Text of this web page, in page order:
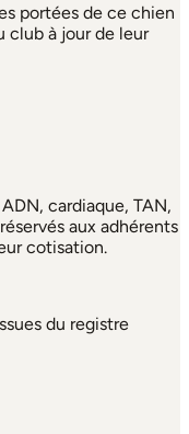
portées de ce chien
club à jour de leur
cardiaque, TAN,
aux adhérents
cotisation.
du registre